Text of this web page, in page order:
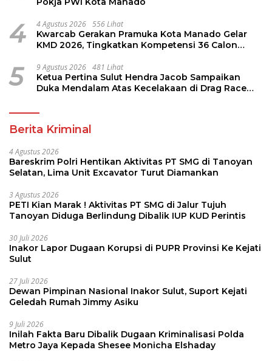
4 4 Agustus 2026 556 Lihat
Kwarcab Gerakan Pramuka Kota Manado Gelar
KMD 2026, Tingkatkan Kompetensi 36 Calon
5 9 Agustus 2026 481 Lihat
Ketua Pertina Sulut Hendra Jacob Sampaikan
Duka Mendalam Atas Kecelakaan di Drag Race
Berita Kriminal
4 Agustus 2026
Bareskrim Polri Hentikan Aktivitas PT SMG di Tanoyan
Selatan, Lima Unit Excavator Turut Diamankan
3 Agustus 2026
PETI Kian Marak ! Aktivitas PT SMG di Jalur Tujuh
Tanoyan Diduga Berlindung Dibalik IUP KUD Perintis
30 Juli 2026
Inakor Lapor Dugaan Korupsi di PUPR Provinsi Ke Kejati
Sulut
27 Juli 2026
Dewan Pimpinan Nasional Inakor Sulut, Suport Kejati
Geledah Rumah Jimmy Asiku
9 Juli 2026
Inilah Fakta Baru Dibalik Dugaan Kriminalisasi Polda
Metro Jaya Kepada Shesee Monicha Elshaday